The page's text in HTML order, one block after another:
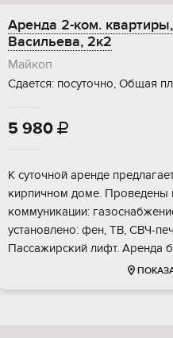
Аренда 2-ком.
Васильева, 2к2
Майкоп
Сдается: посуточно, Общая
5 980 
К суточной аренде
кирпичном доме. Проведены
коммуникации:
установлено: фен, ТВ, СВЧ-
Пассажирский лифт. Аренда